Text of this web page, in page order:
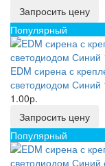
Запросить цену
Популярный
EDM сирена с
светодиодом Синий
1.00р.
Запросить цену
Популярный